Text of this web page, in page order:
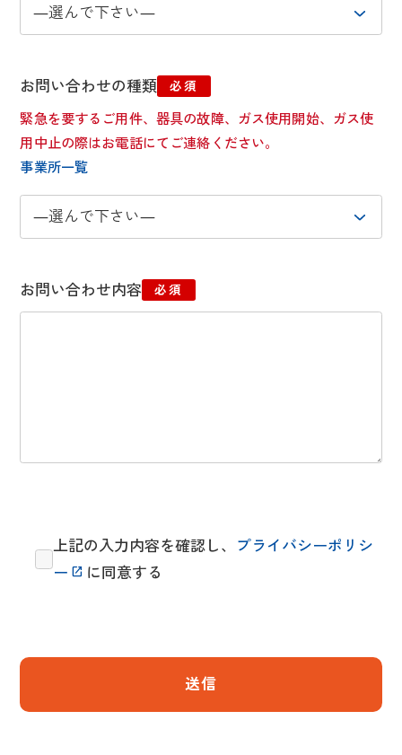
お問い合わせの種類 必須
緊急を要するご用件、器具の故障、ガス使用開始、ガス使
用中止の際はお電話にてご連絡ください。
事業所一覧
お問い合わせ内容 必須
上記の入力内容を確認し、 プライバシーポリシ
ー
に同意する